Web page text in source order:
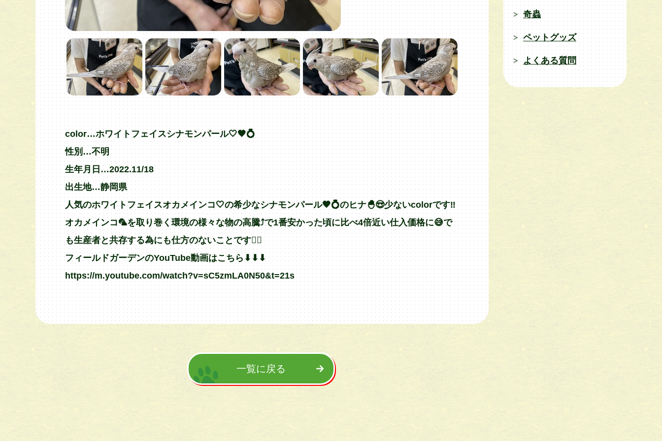
奇蟲
ペットグッズ
よくある質問
color…ホワイトフェイスシナモンパール🤍🤎💍
性別…不明
生年月日…2022.11/18
出生地…静岡県
人気のホワイトフェイスオカメインコ🤍の希少なシナモンパール🤎💍のヒナ🐣😍少ないcolorです‼︎
オカメインコ🦜を取り巻く環境の様々な物の高騰⤴︎で1番安かった頃に比べ4倍近い仕入価格に😅で
も生産者と共存する為にも仕方のないことです🙇‍♂️
フィールドガーデンのYouTube動画はこちら⬇︎⬇︎⬇︎
https://m.youtube.com/watch?v=sC5zmLA0N50&t=21s
一覧に戻る